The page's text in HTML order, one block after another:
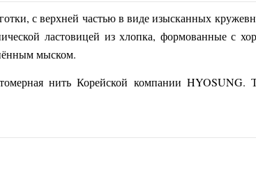
с верхней частью в виде изысканных
ластовицей из хлопка, формованные с
мыском.
нить Корейской компании HYOSUNG.